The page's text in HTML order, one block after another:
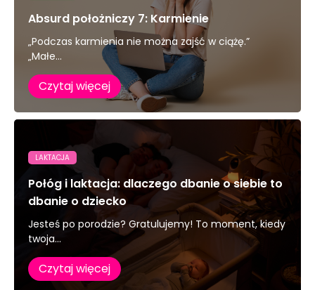
Absurd położniczy 7: Karmienie
„Podczas karmienia nie można zajść w ciążę.”
„Małe...
Czytaj więcej
LAKTACJA
Połóg i laktacja: dlaczego dbanie o siebie to
dbanie o dziecko
Jesteś po porodzie? Gratulujemy! To moment, kiedy
twoja...
Czytaj więcej